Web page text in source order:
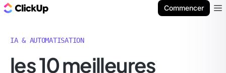
Commencer
IA & AUTOMATISATION
les 10 meilleures